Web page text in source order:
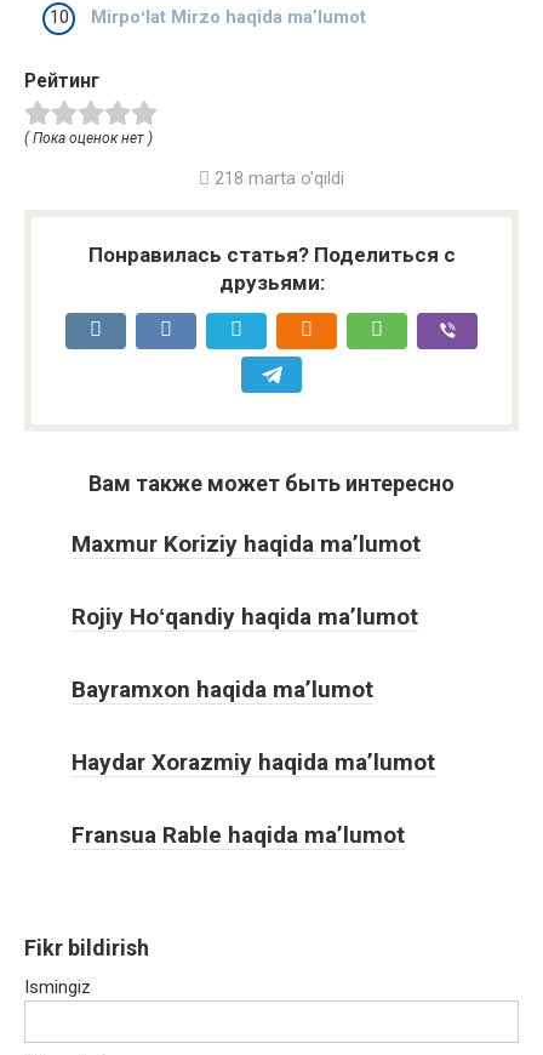
Mirpoʻlat Mirzo haqida ma’lumot
Рейтинг
( Пока оценок нет )
218 marta o'qildi
Понравилась статья? Поделиться с
друзьями:
Вам также может быть интересно
Maxmur Koriziy haqida ma’lumot
Rojiy Hoʻqandiy haqida ma’lumot
Bayramxon haqida ma’lumot
Haydar Xorazmiy haqida ma’lumot
Fransua Rable haqida ma’lumot
Fikr bildirish
Ismingiz